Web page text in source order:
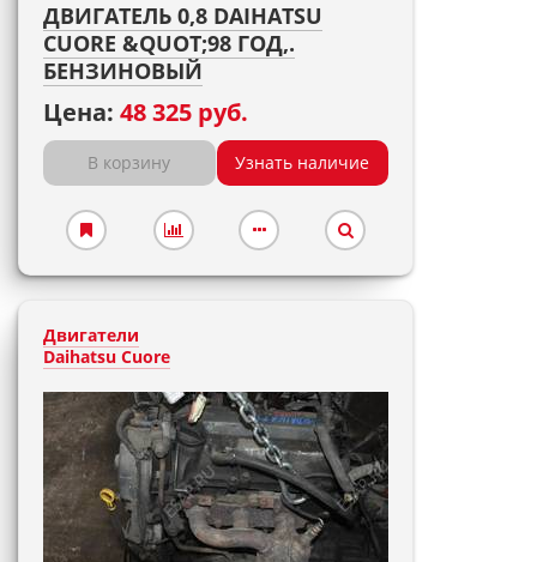
ДВИГАТЕЛЬ 0,8 DAIHATSU
CUORE &QUOT;98 ГОД,.
БЕНЗИНОВЫЙ
Цена: 48 325 руб.
В корзину Узнать наличие
Двигатели
Daihatsu Cuore